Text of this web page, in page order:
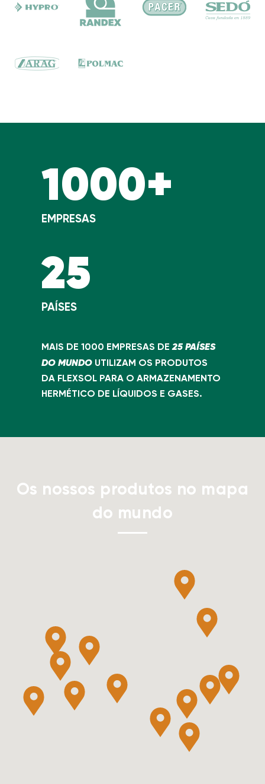
1000+
EMPRESAS
25
PAÍSES
MAIS DE 1000 EMPRESAS DE25 PAÍSES
DO MUNDO UTILIZAM OS PRODUTOS
DA FLEXSOL PARA O ARMAZENAMENTO
HERMÉTICO DE LÍQUIDOS E GASES.
Os nossos produtos no mapa
do mundo